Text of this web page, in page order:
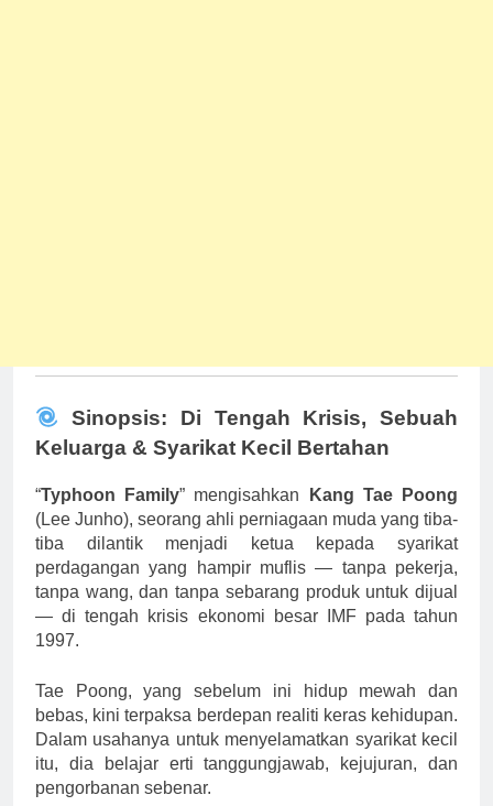
Sinopsis: Di Tengah Krisis, Sebuah
Keluarga & Syarikat Kecil Bertahan
“Typhoon Family” mengisahkan
Kang Tae Poong
(Lee Junho), seorang ahli perniagaan muda yang tiba-
tiba dilantik menjadi ketua kepada syarikat
perdagangan yang hampir muflis — tanpa pekerja,
tanpa wang, dan tanpa sebarang produk untuk dijual
— di tengah krisis ekonomi besar IMF pada tahun
1997.
Tae Poong, yang sebelum ini hidup mewah dan
bebas, kini terpaksa berdepan realiti keras kehidupan.
Dalam usahanya untuk menyelamatkan syarikat kecil
itu, dia belajar erti tanggungjawab, kejujuran, dan
pengorbanan sebenar.